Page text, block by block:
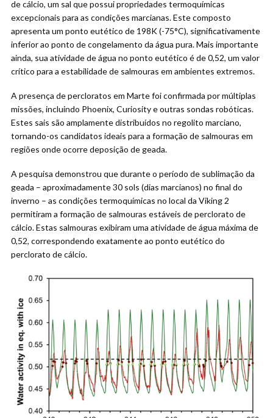
de cálcio, um sal que possui propriedades termoquímicas
excepcionais para as condições marcianas. Este composto
apresenta um ponto eutético de 198K (-75°C), significativamente
inferior ao ponto de congelamento da água pura. Mais importante
ainda, sua atividade de água no ponto eutético é de 0,52, um valor
crítico para a estabilidade de salmouras em ambientes extremos.
A presença de percloratos em Marte foi confirmada por múltiplas
missões, incluindo Phoenix, Curiosity e outras sondas robóticas.
Estes sais são amplamente distribuídos no regolito marciano,
tornando-os candidatos ideais para a formação de salmouras em
regiões onde ocorre deposição de geada.
A pesquisa demonstrou que durante o período de sublimação da
geada – aproximadamente 30 sols (dias marcianos) no final do
inverno – as condições termoquímicas no local da Viking 2
permitiram a formação de salmouras estáveis de perclorato de
cálcio. Estas salmouras exibiram uma atividade de água máxima de
0,52, correspondendo exatamente ao ponto eutético do
perclorato de cálcio.